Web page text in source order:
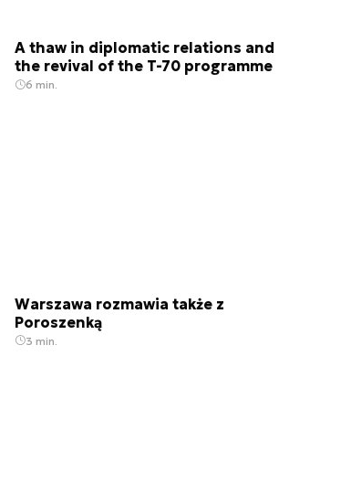
A thaw in diplomatic relations and
the revival of the T-70 programme
6 min.
Warszawa rozmawia także z
Poroszenką
3 min.